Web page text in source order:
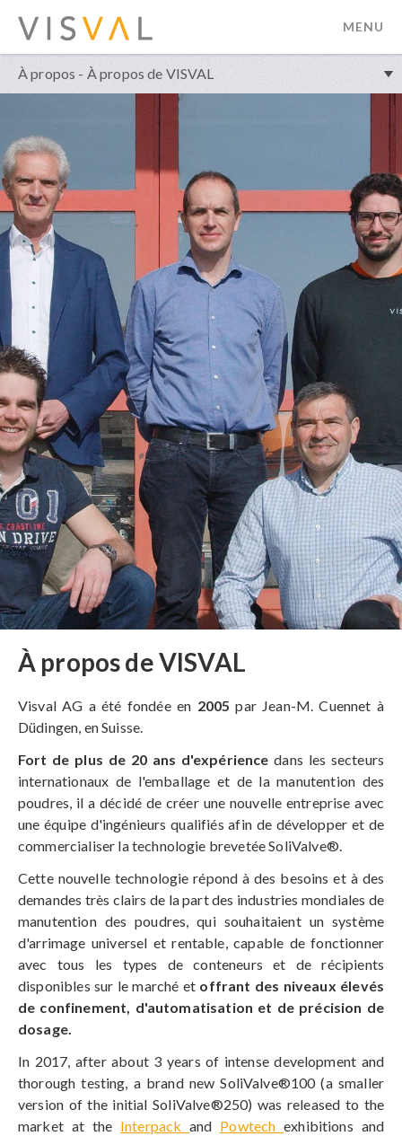
MENU
À propos - À propos de VISVAL
À propos de VISVAL
Visval AG a été fondée en 2005 par Jean-M. Cuennet à
Düdingen, en Suisse.
Fort de plus de 20 ans d'expérience dans les secteurs
internationaux de l'emballage et de la manutention des
poudres, il a décidé de créer une nouvelle entreprise avec
une équipe d'ingénieurs qualifiés afin de développer et de
commercialiser la technologie brevetée SoliValve®.
Cette nouvelle technologie répond à des besoins et à des
demandes très clairs de la part des industries mondiales de
manutention des poudres, qui souhaitaient un système
d'arrimage universel et rentable, capable de fonctionner
avec tous les types de conteneurs et de récipients
disponibles sur le marché et offrant des niveaux élevés
de confinement, d'automatisation et de précision de
dosage.
In 2017, after about 3 years of intense development and
thorough testing, a brand new SoliValve®100 (a smaller
version of the initial SoliValve®250) was released to the
market at the Interpackand Powtechexhibitions and